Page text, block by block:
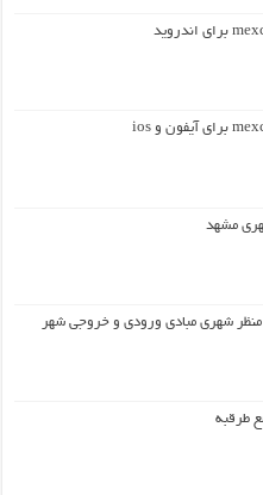
مشهد
شهری مبادی ورودی و خروجی شهر
طرقبه